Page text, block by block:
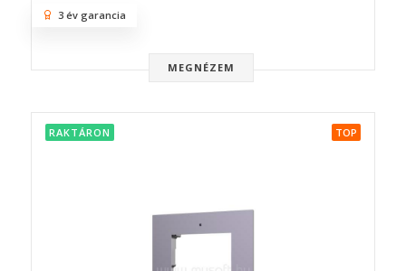
MEGNÉZEM
3 év garancia
RAKTÁRON TOP